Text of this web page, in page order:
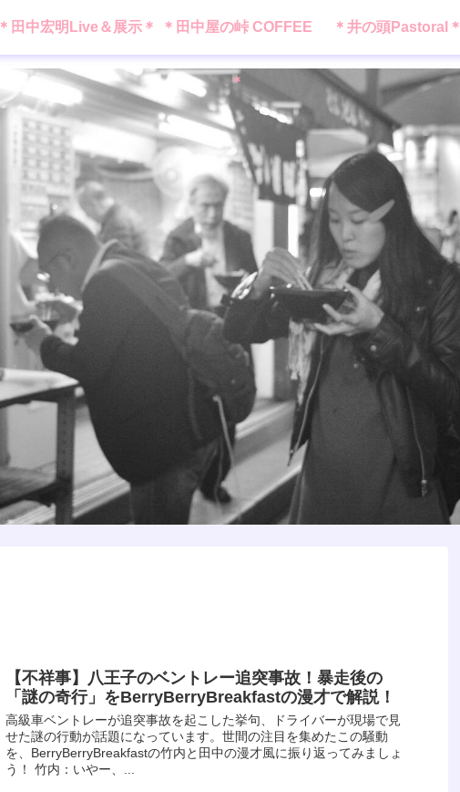
＊田中宏明Live＆展示＊ ＊田中屋の峠 COFFEE
＊
＊井の頭Pastoral＊
【不祥事】八王子のベントレー追突事故！暴走後の
「謎の奇行」をBerryBerryBreakfastの漫才で解説！
高級車ベントレーが追突事故を起こした挙句、ドライバーが現場で見
せた謎の行動が話題になっています。世間の注目を集めたこの騒動
を、BerryBerryBreakfastの竹内と田中の漫才風に振り返ってみましょ
う！ 竹内：いやー、...